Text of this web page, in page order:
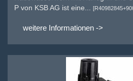
P von KSB AG ist eine...
weitere Informationen ->